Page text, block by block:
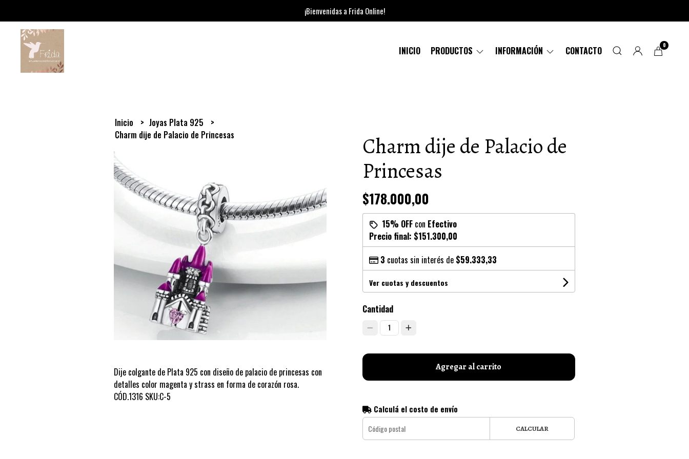
¡Bienvenidas a Frida Online!
INICIO PRODUCTOS INFORMACIÓN CONTACTO 0
Inicio
Joyas Plata 925
Charm dije de Palacio de Princesas
Dije colgante de Plata 925 con diseño de palacio de princesas con
detalles color magenta y strass en forma de corazón rosa.
CÓD.1316 SKU:C-5
Charm dije de Palacio de
Princesas
$178.000,00
15% OFFcon Efectivo
Precio final: $151.300,00
3 cuotas sin interés de $59.333,33
Ver cuotas y descuentos
Cantidad
1
Agregar al carrito
Calculá el costo de envío
CALCULAR